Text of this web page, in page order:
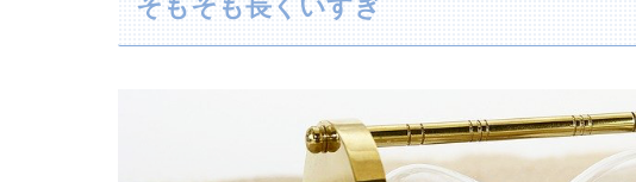
そもそも長くいすぎ